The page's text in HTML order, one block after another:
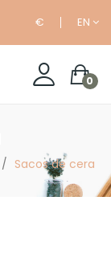
€ EN
0
Sacos de cera